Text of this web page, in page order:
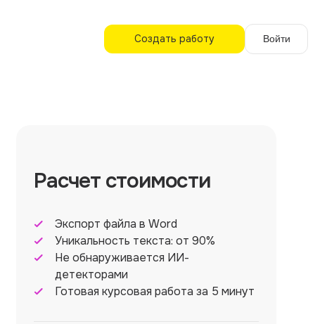
Создать работу Войти
Расчет стоимости
Экспорт файла в Word
Уникальность текста: от 90%
Не обнаруживается ИИ-
детекторами
Готовая курсовая работа за 5 минут